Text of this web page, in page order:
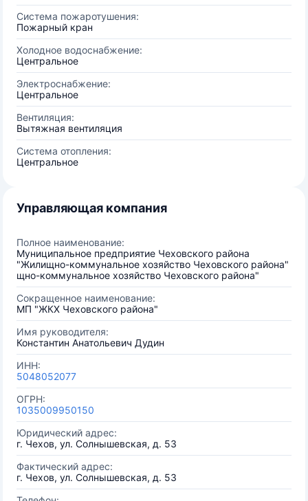
Система пожаротушения:
Пожарный кран
Холодное водоснабжение:
Центральное
Электроснабжение:
Центральное
Вентиляция:
Вытяжная вентиляция
Система отопления:
Центральное
Управляющая компания
Полное наименование:
Муниципальное предприятие Чеховского района
"Жилищно-коммунальное хозяйство Чеховского района"
щно-коммунальное хозяйство Чеховского района"
Сокращенное наименование:
МП "ЖКХ Чеховского района"
Имя руководителя:
Константин Анатольевич Дудин
ИНН:
5048052077
ОГРН:
1035009950150
Юридический адрес:
г. Чехов, ул. Солнышевская, д. 53
Фактический адрес:
г. Чехов, ул. Солнышевская, д. 53